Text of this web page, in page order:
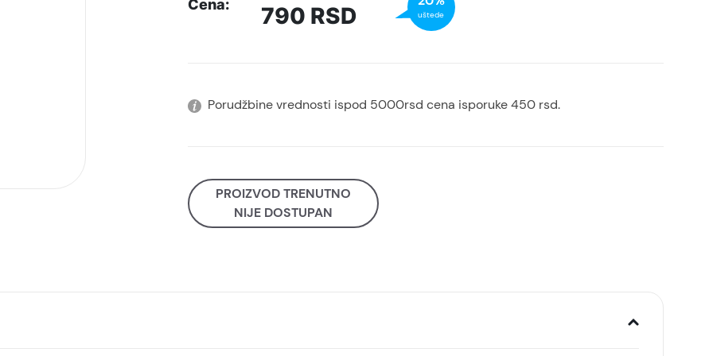
Cena: 790 RSD uštede
Porudžbine vrednosti ispod 5000rsd cena isporuke 450 rsd.
PROIZVOD TRENUTNO
NIJE DOSTUPAN